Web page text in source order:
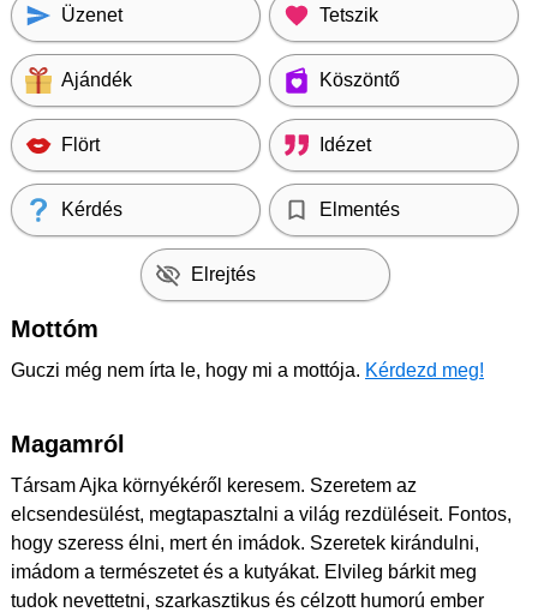
Üzenet Tetszik
Ajándék Köszöntő
Flört Idézet
Kérdés Elmentés
Elrejtés
Mottóm
Guczi még nem írta le, hogy mi a mottója. Kérdezd meg!
Magamról
Társam Ajka környékéről keresem. Szeretem az
elcsendesülést, megtapasztalni a világ rezdüléseit. Fontos,
hogy szeress élni, mert én imádok. Szeretek kirándulni,
imádom a természetet és a kutyákat. Elvileg bárkit meg
tudok nevettetni, szarkasztikus és célzott humorú ember